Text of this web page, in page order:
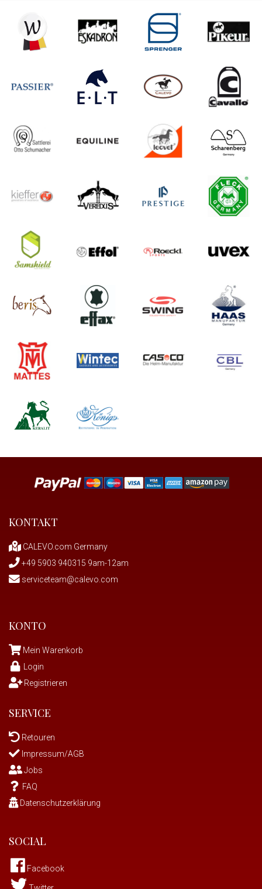
KONTAKT
CALEVO.com Germany
+49 5903 940315 9am-12am
serviceteam@calevo.com
KONTO
Mein Warenkorb
Login
Registrieren
SERVICE
Retouren
Impressum/AGB
Jobs
FAQ
Datenschutzerklärung
SOCIAL
Facebook